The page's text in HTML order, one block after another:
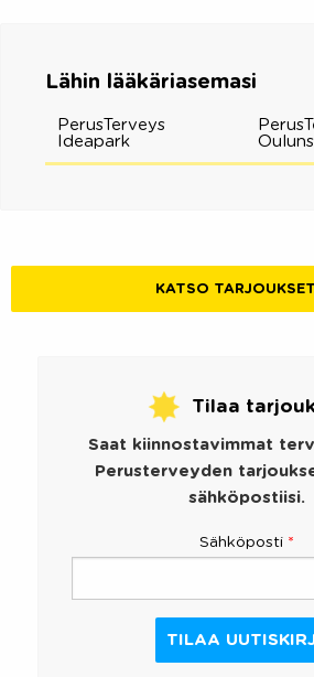
Lähin lääkäriasemasi
PerusTerveys
Ideapark
KATSO TARJOUKSET
Tilaa
Saat kiinnostavimmat
Perusterveyden
sähköpostiisi.
Sähköposti *